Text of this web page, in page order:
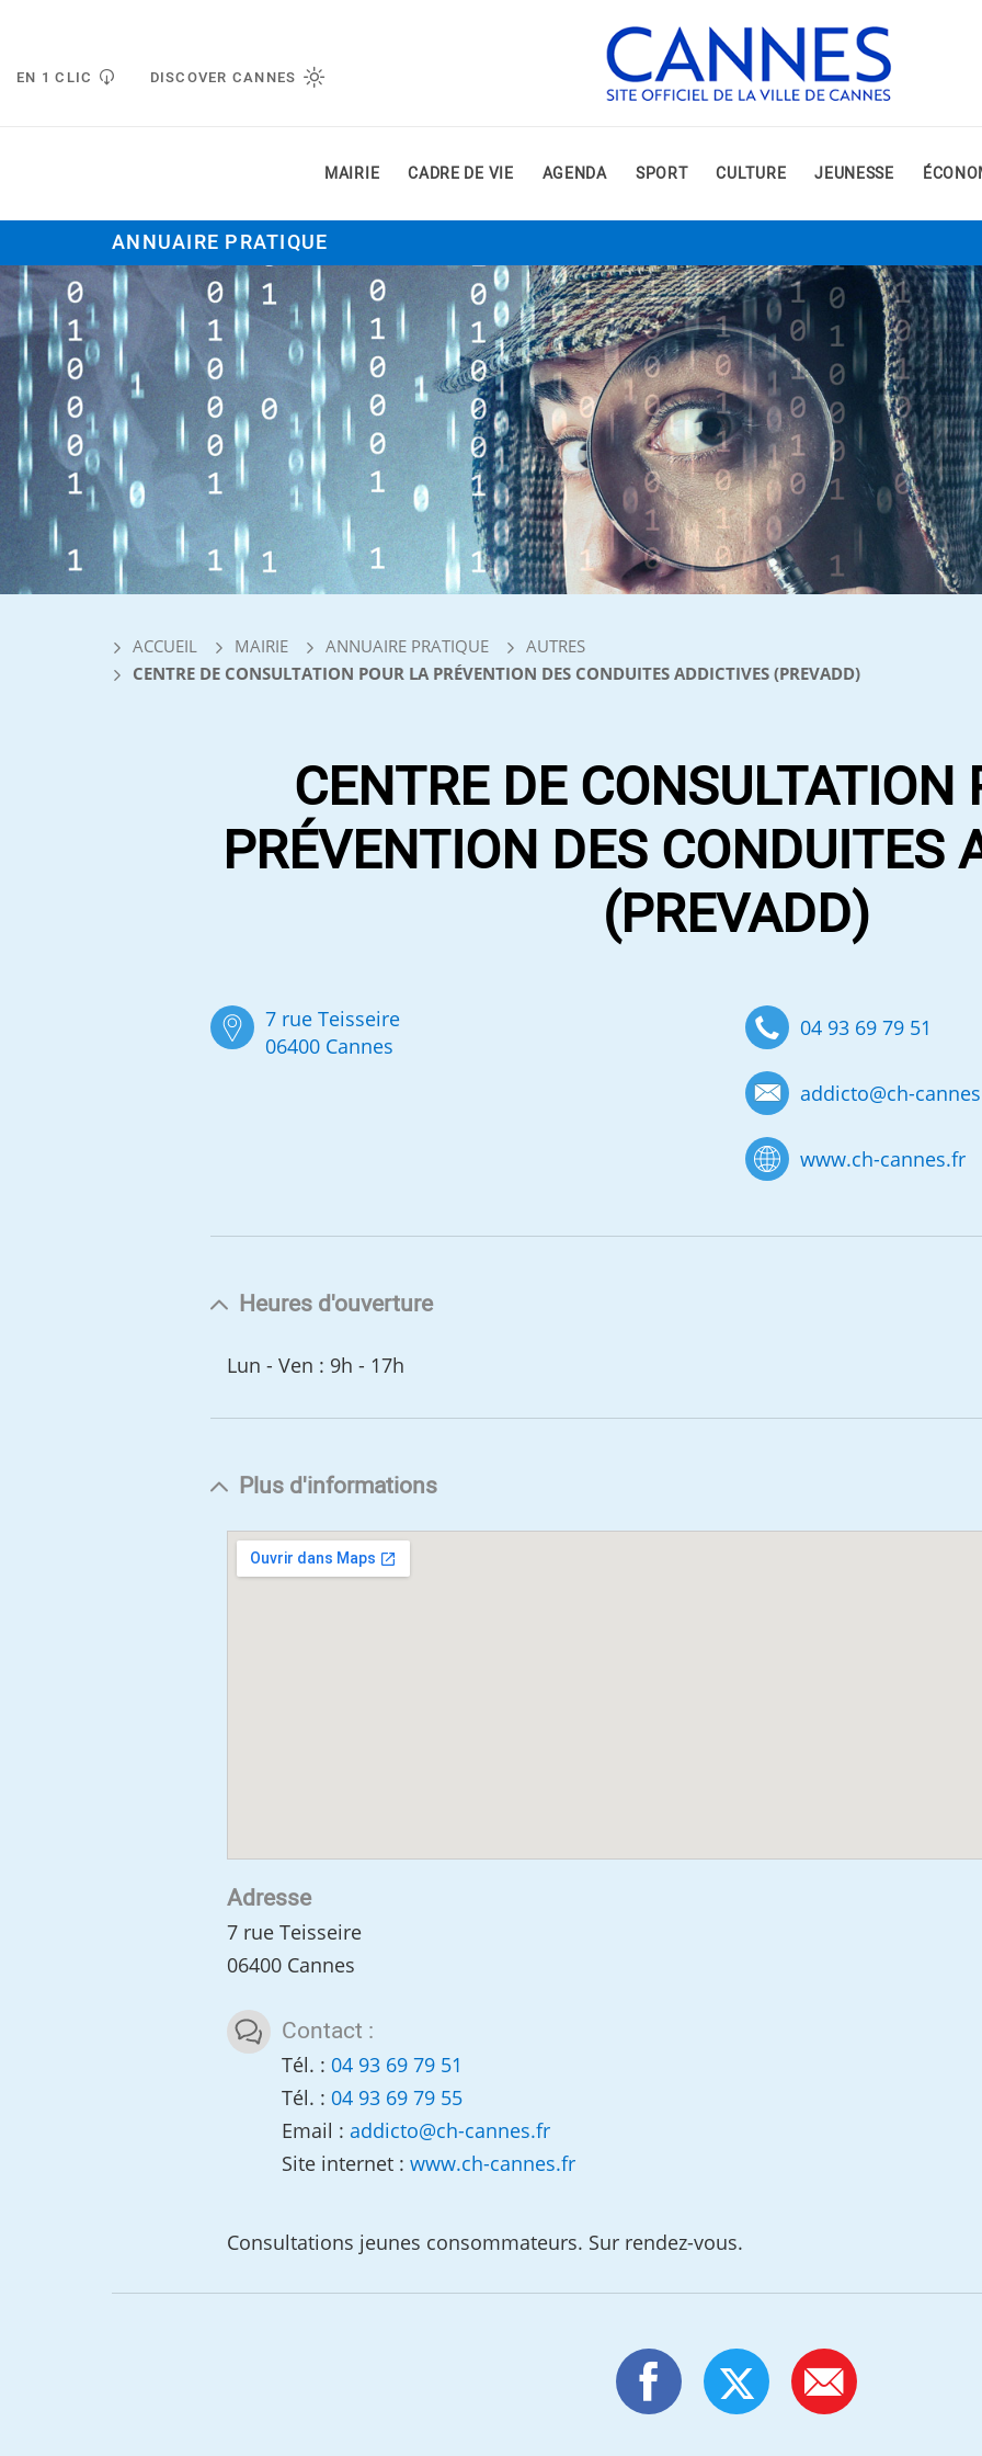
EN 1 CLIC DISCOVER CANNES
MAIRIE CADRE DE VIE AGENDA SPORT CULTURE JEUNESSE
ANNUAIRE PRATIQUE
ACCUEIL MAIRIE ANNUAIRE PRATIQUE
AUTRES
CENTRE DE CONSULTATION POUR LA PRÉVENTION DES CONDUITES ADDICTIVES (PREVADD)
CENTRE DE CONSULTATION
PRÉVENTION DES CONDUITES
(PREVADD)
7 rue Teisseire
06400 Cannes
04 93 69 79 51
addicto@ch-
www.ch-cannes.fr
Heures d'ouverture
Lun - Ven : 9h - 17h
Plus d'informations
Adresse
7 rue Teisseire
06400 Cannes
Contact :
Tél. : 04 93 69 79 51
Tél. : 04 93 69 79 55
Email : addicto@ch-cannes.fr
Site internet : www.ch-cannes.fr
Consultations jeunes consommateurs. Sur rendez-vous.